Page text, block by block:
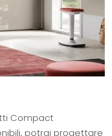
Compact
potrai progettare